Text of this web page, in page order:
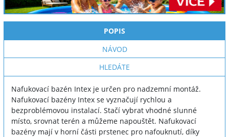
POPIS
NÁVOD
HLEDÁTE
Nafukovací bazén Intex je určen pro nadzemní montáž.
Nafukovací bazény Intex se vyznačují rychlou a
bezproblémovou instalací. Stačí vybrat vhodné slunné
místo, srovnat terén a můžeme napouštět. Nafukovací
bazény mají v horní části prstenec pro nafouknutí, díky